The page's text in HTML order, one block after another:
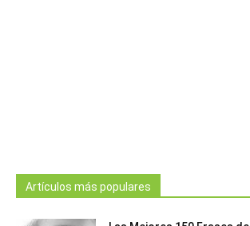
Artículos más populares